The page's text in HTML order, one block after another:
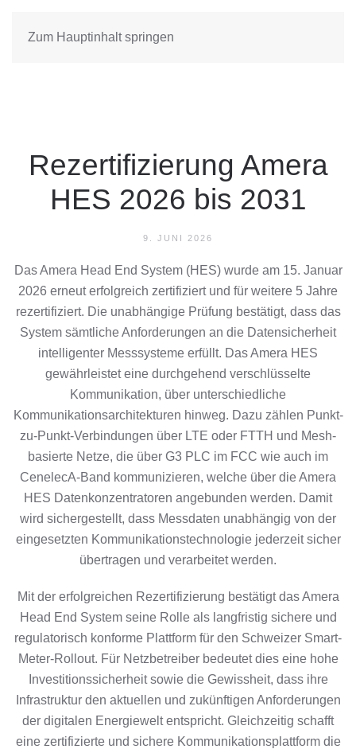
Zum Hauptinhalt springen
Rezertifizierung Amera
HES 2026 bis 2031
9. JUNI 2026
Das Amera Head End System (HES) wurde am 15. Januar
2026 erneut erfolgreich zertifiziert und für weitere 5 Jahre
rezertifiziert. Die unabhängige Prüfung bestätigt, dass das
System sämtliche Anforderungen an die Datensicherheit
intelligenter Messsysteme erfüllt. Das Amera HES
gewährleistet eine durchgehend verschlüsselte
Kommunikation, über unterschiedliche
Kommunikationsarchitekturen hinweg. Dazu zählen Punkt-
zu-Punkt-Verbindungen über LTE oder FTTH und Mesh-
basierte Netze, die über G3 PLC im FCC wie auch im
CenelecA-Band kommunizieren, welche über die Amera
HES Datenkonzentratoren angebunden werden. Damit
wird sichergestellt, dass Messdaten unabhängig von der
eingesetzten Kommunikationstechnologie jederzeit sicher
übertragen und verarbeitet werden.
Mit der erfolgreichen Rezertifizierung bestätigt das Amera
Head End System seine Rolle als langfristig sichere und
regulatorisch konforme Plattform für den Schweizer Smart-
Meter-Rollout. Für Netzbetreiber bedeutet dies eine hohe
Investitionssicherheit sowie die Gewissheit, dass ihre
Infrastruktur den aktuellen und zukünftigen Anforderungen
der digitalen Energiewelt entspricht. Gleichzeitig schafft
eine zertifizierte und sichere Kommunikationsplattform die